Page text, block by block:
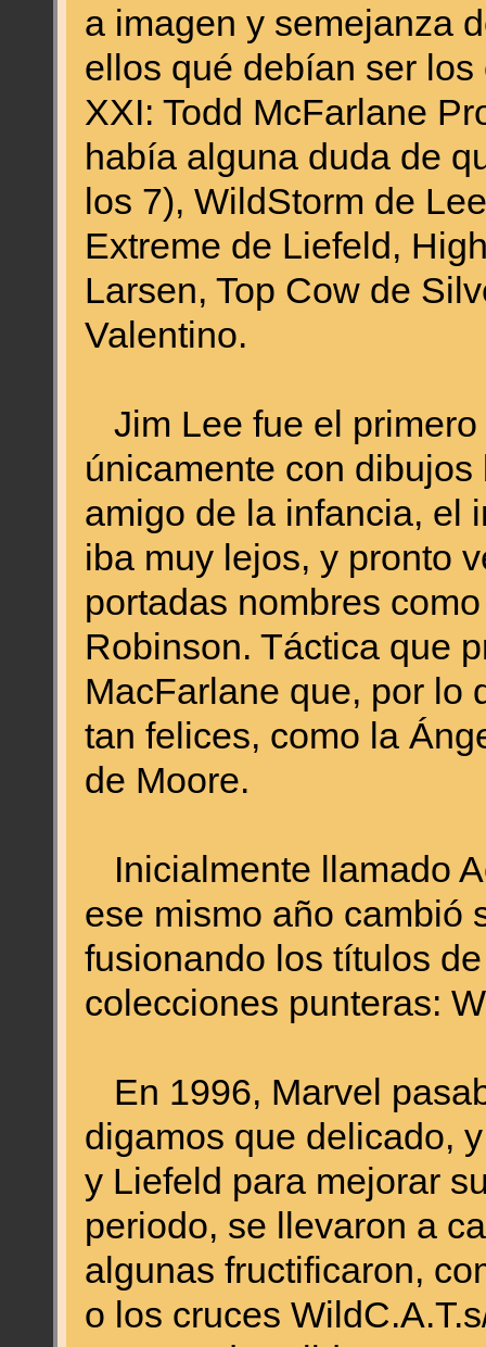
a imagen y semejanza
ellos qué debían ser
XXI: Todd McFarlane
había alguna duda de
los 7), WildStorm de
Extreme de Liefeld,
Larsen, Top Cow de
Valentino.
Jim Lee fue el
únicamente con
amigo de la infancia, el
iba muy lejos, y pronto
portadas nombres
Robinson. Táctica que
MacFarlane que, por lo
tan felices, como la
de Moore.
Inicialmente llamado
ese mismo año cambió
fusionando los títulos
colecciones punteras:
En 1996, Marvel
digamos que delicado,
y Liefeld para mejorar
periodo, se llevaron a
algunas fructificaron,
o los cruces